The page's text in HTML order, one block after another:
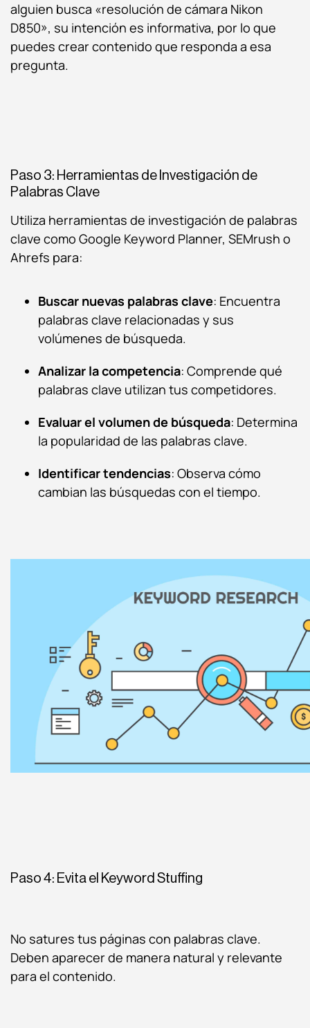
alguien busca «resolución de cámara Nikon
D850», su intención es informativa, por lo que
puedes crear contenido que responda a esa
pregunta.
Paso 3: Herramientas de Investigación de
Palabras Clave
Utiliza herramientas de investigación de palabras
clave como Google Keyword Planner, SEMrush o
Ahrefs para:
Buscar nuevas palabras clave: Encuentra
palabras clave relacionadas y sus
volúmenes de búsqueda.
Analizar la competencia: Comprende qué
palabras clave utilizan tus competidores.
Evaluar el volumen de búsqueda: Determina
la popularidad de las palabras clave.
Identificar tendencias: Observa cómo
cambian las búsquedas con el tiempo.
Paso 4: Evita el Keyword Stuffing
No satures tus páginas con palabras clave.
Deben aparecer de manera natural y relevante
para el contenido.